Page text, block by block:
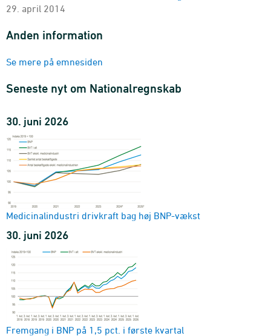
1993-2024
område og socioøkonomisk status
1-2.1.1 Produktion, BNP og indkomstdannelse
område, transaktion og prisenhed
område, transaktion og prisenhed
2000-2024
Versionstabel NRBB10 - Beskæftigelse og timer (10a3-
gruppering)
område, socioøkonomisk status og branche
1993-2024
Versionstabel NRHP - Produktion, BNP og indkomstdannelse
1993-2024
Versionstabel NRS - Husholdningernes indkomst
område, transaktion og prisenhed
2000-2024
29. april 2014
Anden information
Se mere på emnesiden
Seneste nyt om Nationalregnskab
30. juni 2026
Medicinalindustri drivkraft bag høj BNP-vækst
30. juni 2026
Fremgang i BNP på 1,5 pct. i første kvartal